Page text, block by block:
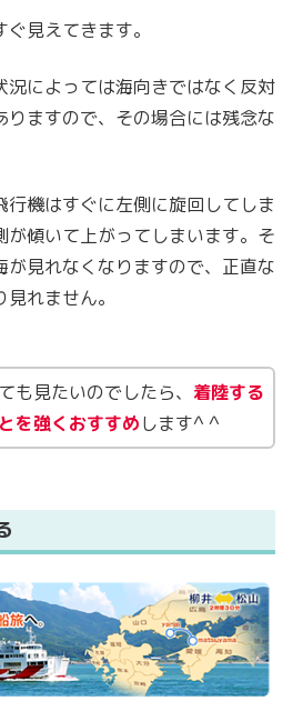
見えてきます。
況によっては海向きではなく反対
りますので、その場合には残念な
機はすぐに左側に旋回してしま
が傾いて上がってしまいます。そ
が見れなくなりますので、正直な
れません。
も見たいのでしたら、 着陸する
を強くおすすめします^ ^